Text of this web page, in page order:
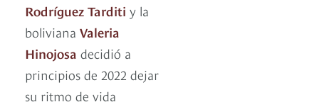
Rodríguez Tarditi y la
boliviana Valeria
Hinojosa decidió a
principios de 2022 dejar
su ritmo de vida